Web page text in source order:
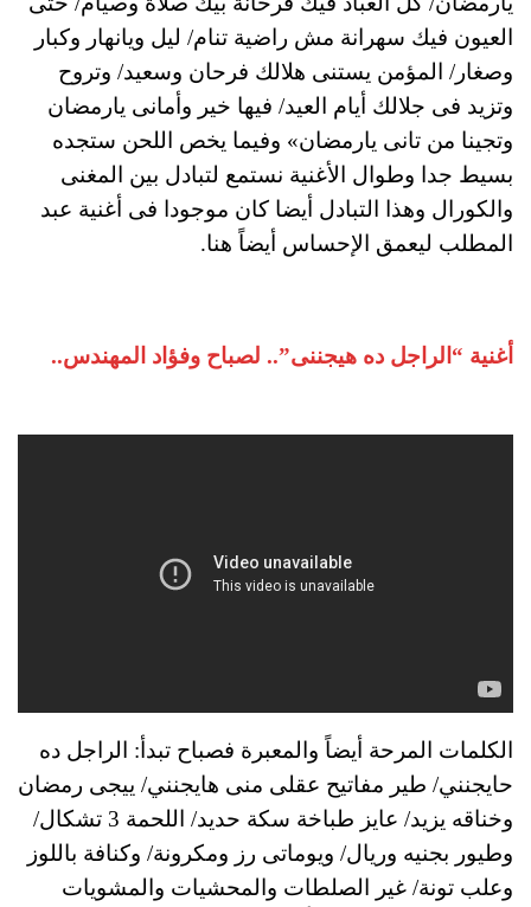
العيون فيك سهرانة مش راضية تنام/ ليل ويانهار وكبار
وصغار/ المؤمن يستنى هلالك فرحان وسعيد/ وتروح
وتزيد فى جلالك أيام العيد/ فيها خير وأمانى يارمضان
وتجينا من تانى يارمضان» وفيما يخص اللحن ستجده
بسيط جدا وطوال الأغنية نستمع لتبادل بين المغنى
والكورال وهذا التبادل أيضا كان موجودا فى أغنية عبد
المطلب ليعمق الإحساس أيضاً هنا.
أغنية “الراجل ده هيجننى”.. لصباح وفؤاد المهندس..
الكلمات المرحة أيضاً والمعبرة فصباح تبدأ: الراجل ده
حايجنني/ طير مفاتيح عقلى منى هايجنني/ ييجى رمضان
وخناقه يزيد/ عايز طباخة سكة حديد/ اللحمة 3 تشكال/
وطيور بجنيه وريال/ ويوماتى رز ومكرونة/ وكنافة باللوز
وعلب تونة/ غير الصلطات والمحشيات والمشويات